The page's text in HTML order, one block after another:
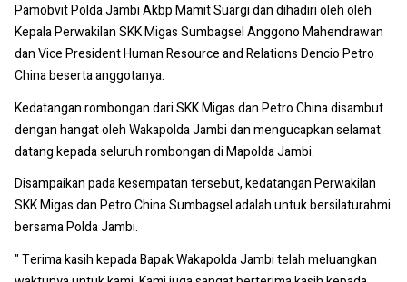
Pamobvit Polda Jambi Akbp Mamit Suargi dan dihadiri oleh oleh
Kepala Perwakilan SKK Migas Sumbagsel Anggono Mahendrawan
dan Vice President Human Resource and Relations Dencio Petro
China beserta anggotanya.
Kedatangan rombongan dari SKK Migas dan Petro China disambut
dengan hangat oleh Wakapolda Jambi dan mengucapkan selamat
datang kepada seluruh rombongan di Mapolda Jambi.
Disampaikan pada kesempatan tersebut, kedatangan Perwakilan
SKK Migas dan Petro China Sumbagsel adalah untuk bersilaturahmi
bersama Polda Jambi.
" Terima kasih kepada Bapak Wakapolda Jambi telah meluangkan